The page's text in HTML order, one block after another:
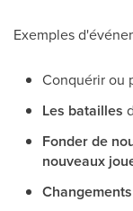
Exemples
Conquérir ou
Les batailles
Fonder de
nouveaux